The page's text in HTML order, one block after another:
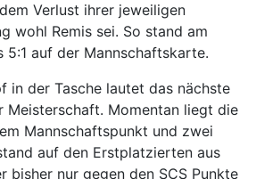
Verlust ihrer jeweiligen
wohl Remis sei. So stand am
5:1 auf der Mannschaftskarte.
in der Tasche lautet das nächste
Meisterschaft. Momentan liegt die
Mannschaftspunkt und zwei
auf den Erstplatzierten aus
bisher nur gegen den SCS Punkte